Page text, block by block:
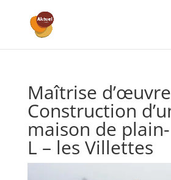
Maîtrise
Construction
maison de
L – les Villettes